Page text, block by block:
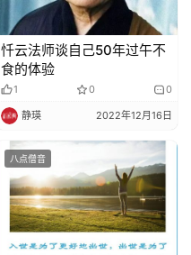
忏云法师谈自己50年过午不
食的体验
1 0 0
静瑛 2022年12月16日
八点僧音